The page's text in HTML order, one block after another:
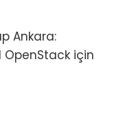
Ankara:
OpenStack için